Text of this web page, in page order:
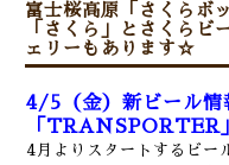
富士桜高原「さくらボ
「さくら」とさくらビ
ェリーもあります☆
4/5（金）新ビール情
「TRANSPORTER
4月よりスタートするビ